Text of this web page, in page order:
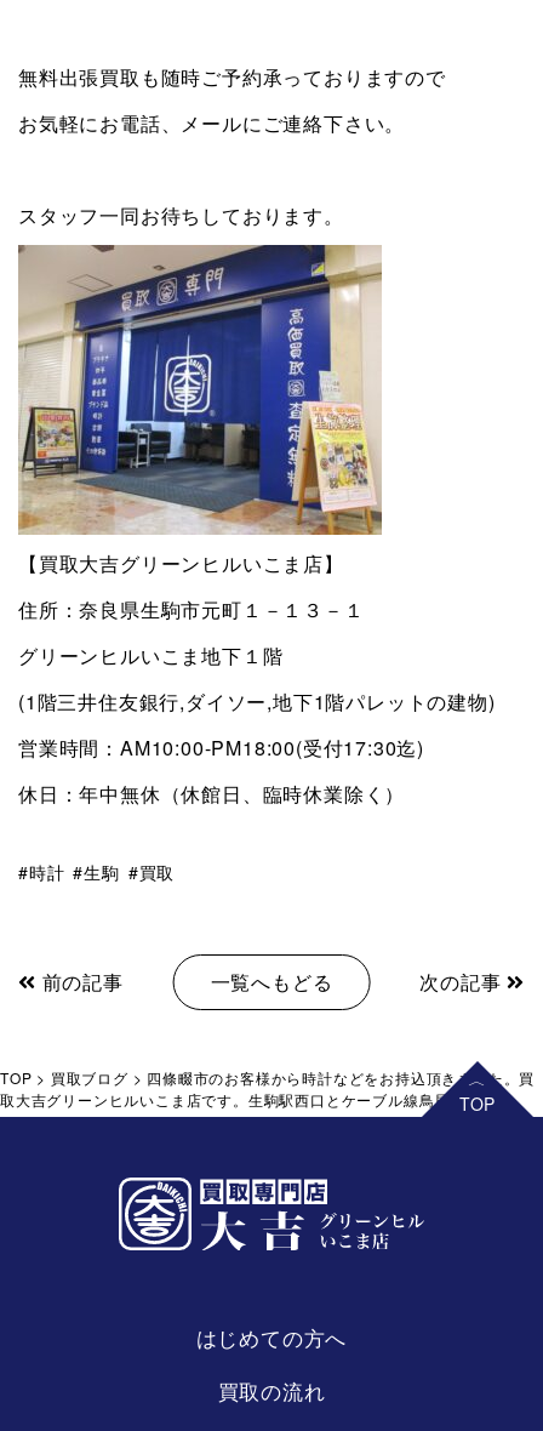
無料出張買取も随時ご予約承っておりますので
お気軽にお電話、メールにご連絡下さい。
スタッフ一同お待ちしております。
【買取大吉グリーンヒルいこま店】
住所：奈良県生駒市元町１－１３－１
グリーンヒルいこま地下１階
(1階三井住友銀行,ダイソー,地下1階パレットの建物)
営業時間：AM10:00-PM18:00(受付17:30迄)
休日：年中無休（休館日、臨時休業除く）
時計 生駒 買取
前の記事 一覧へもどる 次の記事
TOP > 買取ブログ > 四條畷市のお客様から時計などをお持込頂きました。買
取大吉グリーンヒルいこま店です。生駒駅西口とケーブル線鳥居前駅すぐ。
はじめての方へ
買取の流れ